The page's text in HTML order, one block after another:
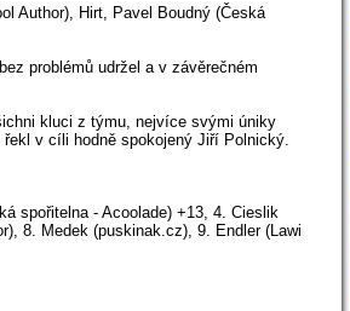
Author), Hirt, Pavel Boudný (Česká
problémů udržel a v závěrečném
kluci z týmu, nejvíce svými úniky
v cíli hodně spokojený Jiří Polnický.
spořitelna - Acoolade) +13, 4. Cieslik
8. Medek (puskinak.cz), 9. Endler (Lawi